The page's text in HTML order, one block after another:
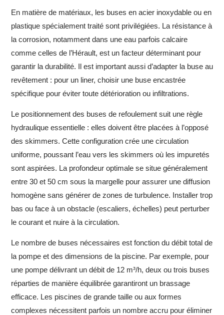
En matière de matériaux, les buses en acier inoxydable ou en
plastique spécialement traité sont privilégiées. La résistance à
la corrosion, notamment dans une eau parfois calcaire
comme celles de l’Hérault, est un facteur déterminant pour
garantir la durabilité. Il est important aussi d’adapter la buse au
revêtement : pour un liner, choisir une buse encastrée
spécifique pour éviter toute détérioration ou infiltrations.
Le positionnement des buses de refoulement suit une règle
hydraulique essentielle : elles doivent être placées à l’opposé
des skimmers. Cette configuration crée une circulation
uniforme, poussant l’eau vers les skimmers où les impuretés
sont aspirées. La profondeur optimale se situe généralement
entre 30 et 50 cm sous la margelle pour assurer une diffusion
homogène sans générer de zones de turbulence. Installer trop
bas ou face à un obstacle (escaliers, échelles) peut perturber
le courant et nuire à la circulation.
Le nombre de buses nécessaires est fonction du débit total de
la pompe et des dimensions de la piscine. Par exemple, pour
une pompe délivrant un débit de 12 m³/h, deux ou trois buses
réparties de manière équilibrée garantiront un brassage
efficace. Les piscines de grande taille ou aux formes
complexes nécessitent parfois un nombre accru pour éliminer